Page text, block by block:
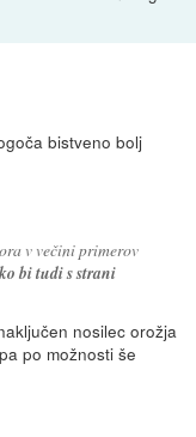
bistveno bolj
v večini primerov
bi tudi s strani
nosilec orožja
po možnosti še